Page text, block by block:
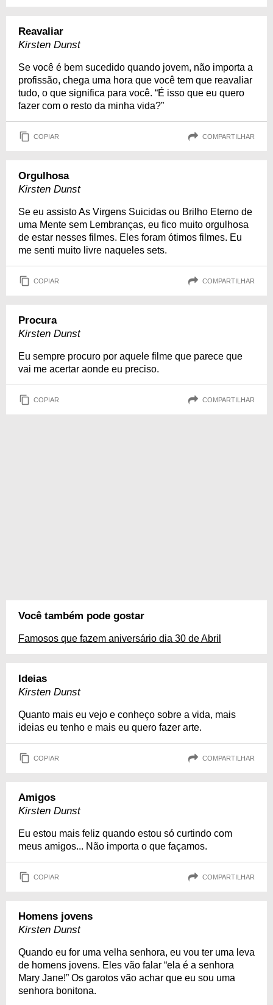
Reavaliar
Kirsten Dunst
Se você é bem sucedido quando jovem, não importa a
profissão, chega uma hora que você tem que reavaliar
tudo, o que significa para você. “É isso que eu quero
fazer com o resto da minha vida?”
COPIAR COMPARTILHAR
Orgulhosa
Kirsten Dunst
Se eu assisto As Virgens Suicidas ou Brilho Eterno de
uma Mente sem Lembranças, eu fico muito orgulhosa
de estar nesses filmes. Eles foram ótimos filmes. Eu
me senti muito livre naqueles sets.
COPIAR COMPARTILHAR
Procura
Kirsten Dunst
Eu sempre procuro por aquele filme que parece que
vai me acertar aonde eu preciso.
COPIAR COMPARTILHAR
Você também pode gostar
Famosos que fazem aniversário dia 30 de Abril
Ideias
Kirsten Dunst
Quanto mais eu vejo e conheço sobre a vida, mais
ideias eu tenho e mais eu quero fazer arte.
COPIAR COMPARTILHAR
Amigos
Kirsten Dunst
Eu estou mais feliz quando estou só curtindo com
meus amigos... Não importa o que façamos.
COPIAR COMPARTILHAR
Homens jovens
Kirsten Dunst
Quando eu for uma velha senhora, eu vou ter uma leva
de homens jovens. Eles vão falar “ela é a senhora
Mary Jane!” Os garotos vão achar que eu sou uma
senhora bonitona.